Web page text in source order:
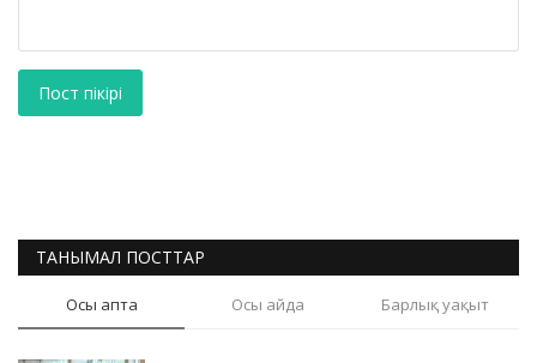
Пост пікірі
ТАНЫМАЛ ПОСТТАР
Осы апта Осы айда Барлық уақыт